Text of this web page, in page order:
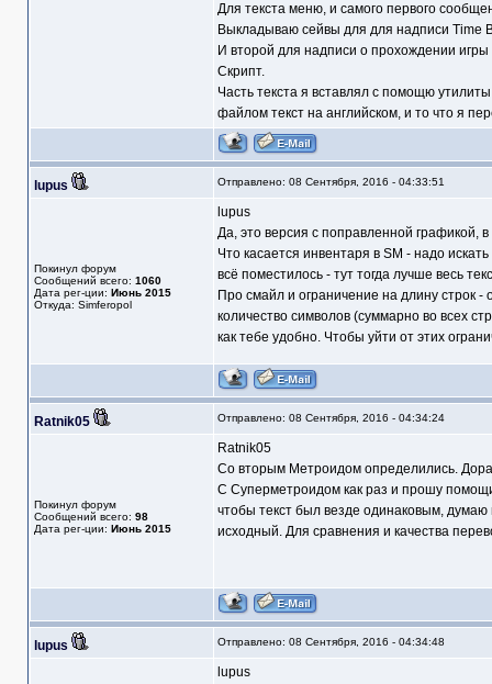
Для текста меню, и самого первого
Выкладываю сейвы для для надписи Time
И второй для надписи о прохождении игры
Скрипт.
Часть текста я вставлял с помощю
файлом текст на английском, и то что я
lupus Отправлено: 08 Сентября, 2016 - 04:33:51
Покинул форум
Сообщений всего: 1060
Дата рег-ции: Июнь 2015
Откуда: Simferopol
lupus
Да, это версия с поправленной графикой,
Что касается инвентаря в SM - надо
всё поместилось - тут тогда лучше весь
Про смайл и ограничение на длину строк
количество символов (суммарно во всех
как тебе удобно. Чтобы уйти от этих
Ratnik05 Отправлено: 08 Сентября, 2016 - 04:34:24
Покинул форум
Сообщений всего: 98
Дата рег-ции: Июнь 2015
Ratnik05
Со вторым Метроидом определились.
С Суперметроидом как раз и прошу
чтобы текст был везде одинаковым,
исходный. Для сравнения и качества
lupus Отправлено: 08 Сентября, 2016 - 04:34:48
lupus